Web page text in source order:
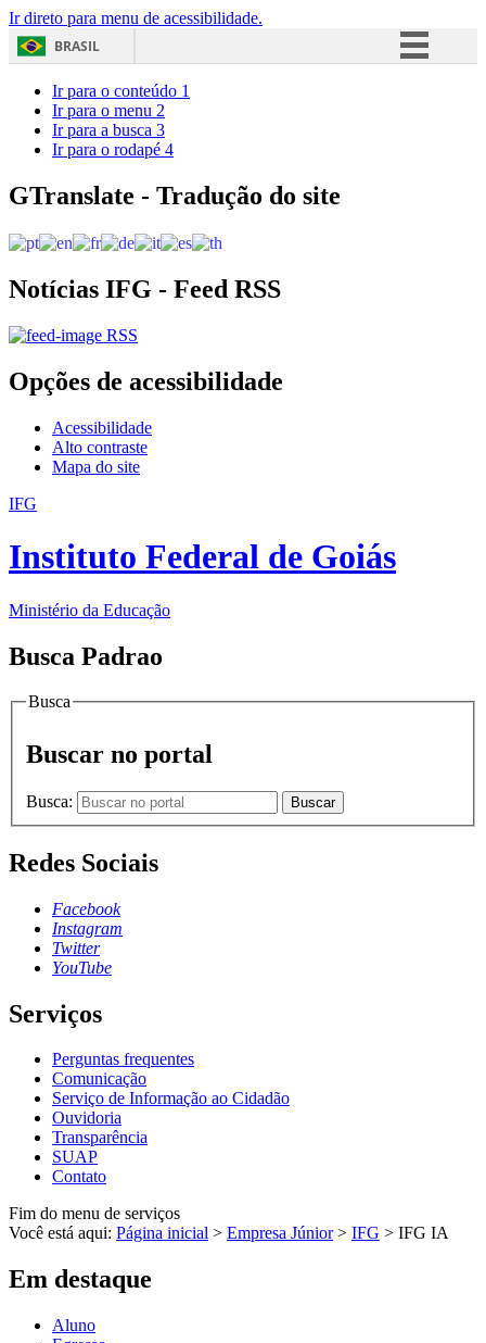
Ir direto para menu de acessibilidade.
BRASIL
Acesso à informação
Ir para o conteúdo 1
Ir para o menu 2
Ir para a busca 3
Ir para o rodapé 4
GTranslate - Tradução do site
Notícias IFG - Feed RSS
RSS
Opções de acessibilidade
Acessibilidade
Alto contraste
Mapa do site
IFG
Instituto Federal de Goiás
Ministério da Educação
Busca Padrao
Busca
Buscar no portal
Busca: Buscar
Redes Sociais
Facebook
Instagram
Twitter
YouTube
Serviços
Perguntas frequentes
Comunicação
Serviço de Informação ao Cidadão
Ouvidoria
Transparência
SUAP
Contato
Fim do menu de serviços
Você está aqui: Página inicial > Empresa Júnior > IFG > IFG IA
Em destaque
Aluno